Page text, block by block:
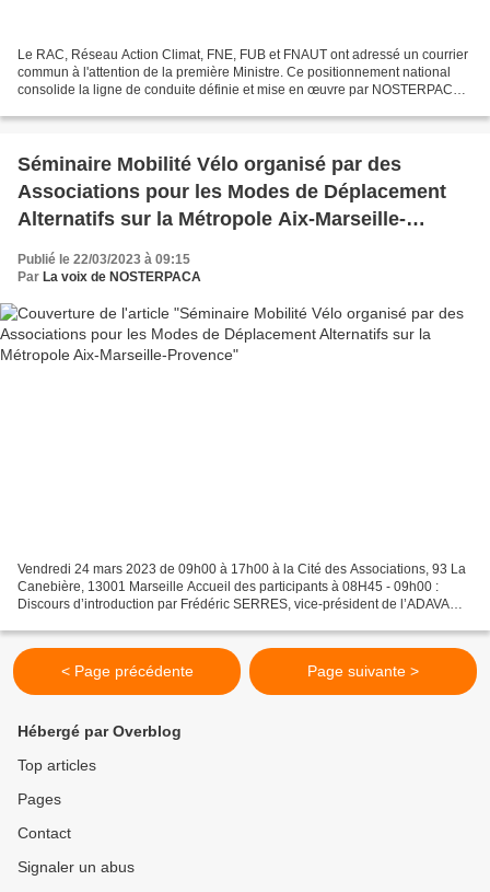
Le RAC, Réseau Action Climat, FNE, FUB et FNAUT ont adressé un courrier
commun à l'attention de la première Ministre. Ce positionnement national
consolide la ligne de conduite définie et mise en œuvre par NOSTERPACA
Séminaire Mobilité Vélo organisé par des
Associations pour les Modes de Déplacement
Alternatifs sur la Métropole Aix-Marseille-
Publié le 22/03/2023 à 09:15
Par La voix de NOSTERPACA
Vendredi 24 mars 2023 de 09h00 à 17h00 à la Cité des Associations, 93 La
Canebière, 13001 Marseille Accueil des participants à 08H45 - 09h00 :
Discours d’introduction par Frédéric SERRES, vice-président de l’ADAVA
< Page précédente Page suivante >
Hébergé par Overblog
Top articles
Pages
Contact
Signaler un abus